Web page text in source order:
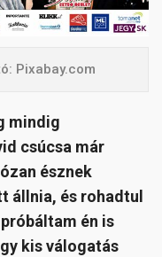
Pixabay.com
mindig
csúcsa már
észnek
állnia, és rohadtul
én is
kis válogatás